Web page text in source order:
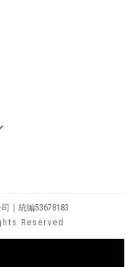
｜統編53678183
Reserved